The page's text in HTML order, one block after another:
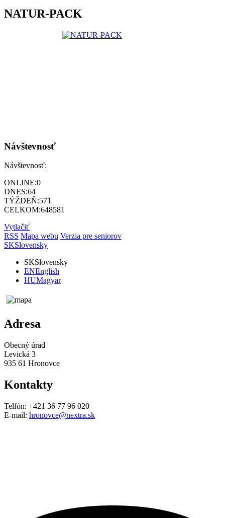
NATUR-PACK
Návštevnosť
Návštevnosť:
ONLINE:0
DNES:64
TÝŽDEŇ:571
CELKOM:648581
Vytlačiť
RSS Mapa webu Verzia pre seniorov
SKSlovensky
SKSlovensky
ENEnglish
HUMagyar
Adresa
Obecný úrad
Levická 3
935 61 Hronovce
Kontakty
Telfón: +421 36 77 96 020
E-mail: hronovce@nextra.sk